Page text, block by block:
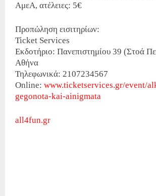
ΑμεΑ, ατέλειες: 5€
Προπώληση εισιτηρίων:
Ticket Services
Εκδοτήριο: Πανεπιστημίου 39 (Στοά
Αθήνα
Τηλεφωνικά: 2107234567
Online: www.ticketservices.gr/event/
gegonota-kai-ainigmata
all4fun.gr